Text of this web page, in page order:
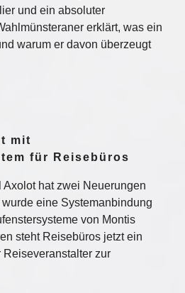
und ein absoluter
erklärt, was ein
warum er davon überzeugt
mit
für Reisebüros
Axolot hat zwei Neuerungen
eine Systemanbindung
von Montis
steht Reisebüros jetzt ein
Reiseveranstalter zur